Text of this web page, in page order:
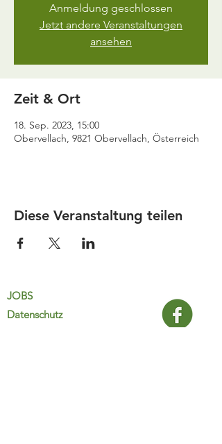
Anmeldung geschlossen
Jetzt andere Veranstaltungen
ansehen
Zeit & Ort
18. Sep. 2023, 15:00
Obervellach, 9821 Obervellach, Österreich
Diese Veranstaltung teilen
JOBS
Datenschutz